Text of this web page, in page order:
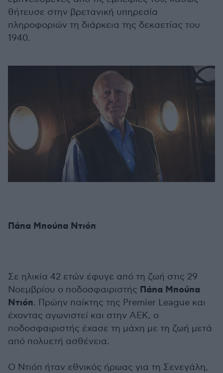
θήτευσε στην βρετανική υπηρεσία
πληροφοριών τη διάρκεια της δεκαετίας του
1940.
Πάπα Μπούπα Ντιόπ
Σε ηλικία 42 ετών έφυγε από τη ζωή στις 29
Νοεμβρίου ο ποδοσφαιριστής Πάπα Μπούπα
Ντιόπ. Πρώην παίκτης της Premier League και
έχοντας αγωνιστεί και στην ΑΕΚ, ο
ποδοσφαιριστής έχασε τη μάχη με τη ζωή μετά
από πολυετή ασθένεια.
Ο Ντιόπ ήταν εθνικός ήρωας για τη Σενεγάλη,